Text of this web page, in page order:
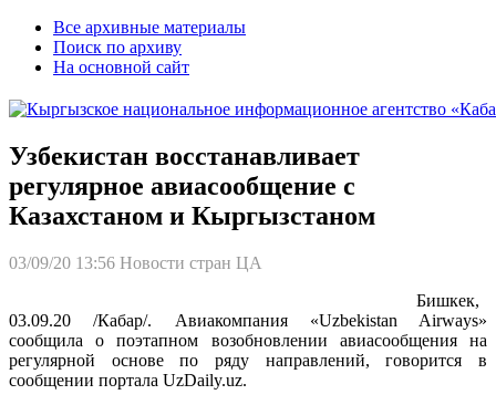
Все архивные материалы
Поиск по архиву
На основной сайт
Узбекистан восстанавливает
регулярное авиасообщение с
Казахстаном и Кыргызстаном
03/09/20 13:56 Новости стран ЦА
Бишкек,
03.09.20 /Кабар/. Авиакомпания «Uzbekistan Airways»
сообщила о поэтапном возобновлении авиасообщения на
регулярной основе по ряду направлений, говорится в
сообщении портала UzDaily.uz.